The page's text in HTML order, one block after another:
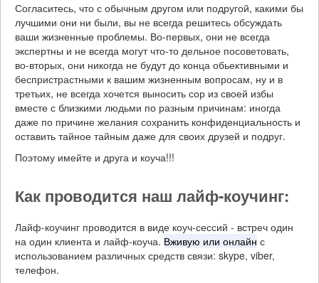
Согласитесь, что с обычным другом или подругой, какими бы
лучшими они ни были, вы не всегда решитесь обсуждать
ваши жизненные проблемы. Во-первых, они не всегда
экспертны и не всегда могут что-то дельное посоветовать,
во-вторых, они никогда не будут до конца обьективными и
беспристрастными к вашим жизненным вопросам, ну и в
третьих, не всегда хочется выносить сор из своей избы
вместе с близкими людьми по разным причинам: иногда
даже по причине желания сохранить конфиденциальность и
оставить тайное тайным даже для своих друзей и подруг.
Поэтому имейте и друга и коуча!!!
Как проводится наш лайф-коучинг:
Лайф-коучинг проводится в виде коуч-сессий - встреч один
на один клиента и лайф-коуча. Вживую или онлайн с
использованием различных средств связи: skype, viber,
телефон.